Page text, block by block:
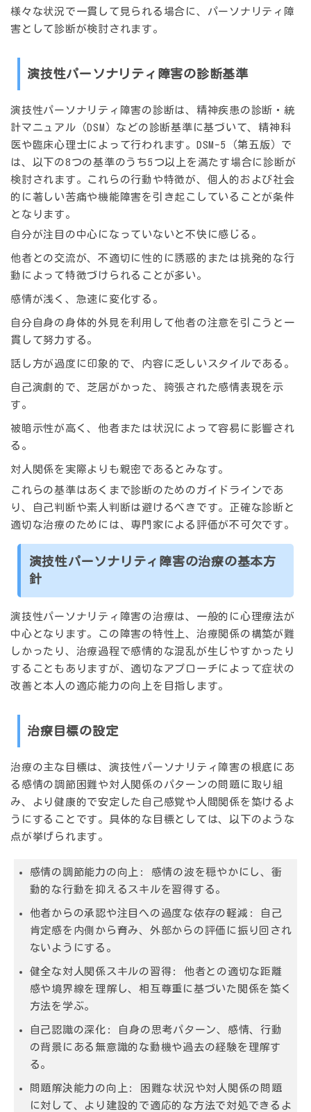
様々な状況で一貫して見られる場合に、パーソナリティ障
害として診断が検討されます。
演技性パーソナリティ障害の診断基準
演技性パーソナリティ障害の診断は、精神疾患の診断・統
計マニュアル（DSM）などの診断基準に基づいて、精神科
医や臨床心理士によって行われます。DSM-5（第五版）で
は、以下の8つの基準のうち5つ以上を満たす場合に診断が
検討されます。これらの行動や特徴が、個人的および社会
的に著しい苦痛や機能障害を引き起こしていることが条件
となります。
自分が注目の中心になっていないと不快に感じる。
他者との交流が、不適切に性的に誘惑的または挑発的な行
動によって特徴づけられることが多い。
感情が浅く、急速に変化する。
自分自身の身体的外見を利用して他者の注意を引こうと一
貫して努力する。
話し方が過度に印象的で、内容に乏しいスタイルである。
自己演劇的で、芝居がかった、誇張された感情表現を示
す。
被暗示性が高く、他者または状況によって容易に影響され
る。
対人関係を実際よりも親密であるとみなす。
これらの基準はあくまで診断のためのガイドラインであ
り、自己判断や素人判断は避けるべきです。正確な診断と
適切な治療のためには、専門家による評価が不可欠です。
演技性パーソナリティ障害の治療の基本方
針
演技性パーソナリティ障害の治療は、一般的に心理療法が
中心となります。この障害の特性上、治療関係の構築が難
しかったり、治療過程で感情的な混乱が生じやすかったり
することもありますが、適切なアプローチによって症状の
改善と本人の適応能力の向上を目指します。
治療目標の設定
治療の主な目標は、演技性パーソナリティ障害の根底にあ
る感情の調節困難や対人関係のパターンの問題に取り組
み、より健康的で安定した自己感覚や人間関係を築けるよ
うにすることです。具体的な目標としては、以下のような
点が挙げられます。
感情の調節能力の向上 : 感情の波を穏やかにし、衝
動的な行動を抑えるスキルを習得する。
他者からの承認や注目への過度な依存の軽減 : 自己
肯定感を内側から育み、外部からの評価に振り回され
ないようにする。
健全な対人関係スキルの習得 : 他者との適切な距離
感や境界線を理解し、相互尊重に基づいた関係を築く
方法を学ぶ。
自己認識の深化 : 自身の思考パターン、感情、行動
の背景にある無意識的な動機や過去の経験を理解す
る。
問題解決能力の向上 : 困難な状況や対人関係の問題
に対して、より建設的で適応的な方法で対処できるよ